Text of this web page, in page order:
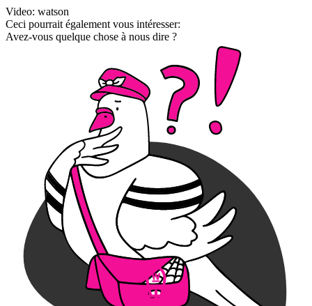
Video: watson
Ceci pourrait également vous intéresser:
Avez-vous quelque chose à nous dire ?